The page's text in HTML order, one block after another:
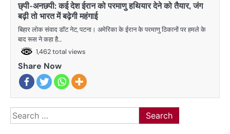
छ्पी-अनछपी: कई देश ईरान को परमाणु हथियार देने को तैयार, जंग
बढ़ी तो भारत में बढ़ेगी महंगाई
बिहार लोक संवाद डॉट नेट, पटना। अमेरिका के ईरान के परमाणु ठिकानों पर हमले के
बाद रूस ने कहा है…
1,462 total views
Share Now
Search
for: